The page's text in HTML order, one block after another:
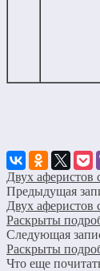
Двух аферистов
Предыдущая
Двух аферистов
Раскрыты
Следующая
Раскрыты
Что еще